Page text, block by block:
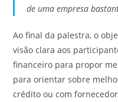
de uma empresa
Ao final da palestra, o
visão clara aos
financeiro para propor
para orientar sobre
crédito ou com